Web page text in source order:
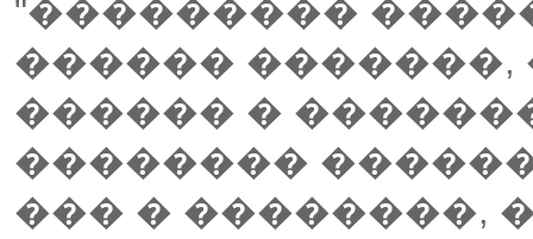
"���������
������ �������,
������ �
��������
��� � ��������,